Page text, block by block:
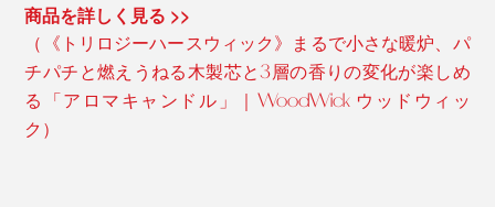
商品を詳しく見る >>
（《トリロジーハースウィック》まるで小さな暖炉、パ
チパチと燃えうねる木製芯と3層の香りの変化が楽しめ
る「アロマキャンドル」｜WoodWick ウッドウィッ
ク）